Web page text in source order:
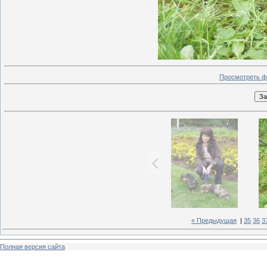
Просмотреть
« Предыдущая | 35 36
Полная версия сайта